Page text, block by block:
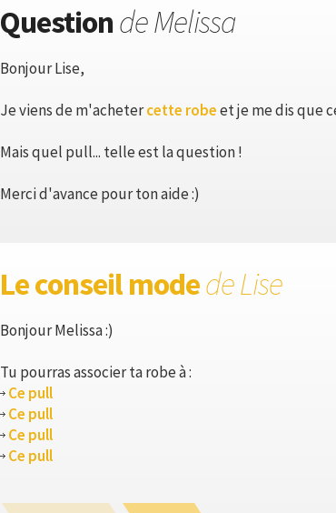
Questionde Melissa
Bonjour Lise,
Je viens de m'achetercette robeet je me dis que
Mais quel pull... telle est la question !
Merci d'avance pour ton aide :)
Le conseil modede Lise
Bonjour Melissa :)
Tu pourras associer ta robe à :
Ce pull
Ce pull
Ce pull
Ce pull